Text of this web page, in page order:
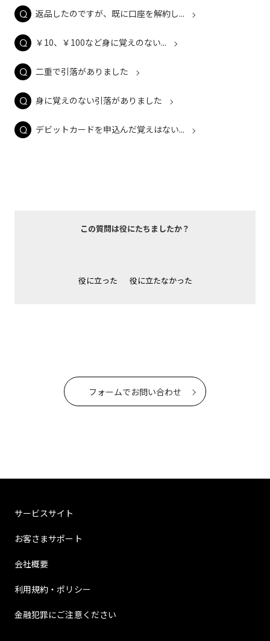
返品したのですが、既に口座を解約し...
￥10、￥100など身に覚えのない...
二重で引落がありました
身に覚えのない引落がありました
デビットカードを申込んだ覚えはない...
この質問は役にたちましたか？
役に立った 役に立たなかった
フォームでお問い合わせ
サービスサイト
お客さまサポート
会社概要
利用規約・ポリシー
金融犯罪にご注意ください